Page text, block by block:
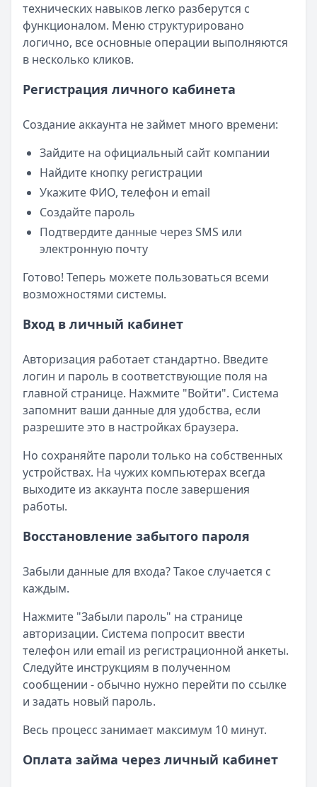
технических навыков легко разберутся с
функционалом. Меню структурировано
логично, все основные операции выполняются
в несколько кликов.
Регистрация личного кабинета
Создание аккаунта не займет много времени:
Зайдите на официальный сайт компании
Найдите кнопку регистрации
Укажите ФИО, телефон и email
Создайте пароль
Подтвердите данные через SMS или
электронную почту
Готово! Теперь можете пользоваться всеми
возможностями системы.
Вход в личный кабинет
Авторизация работает стандартно. Введите
логин и пароль в соответствующие поля на
главной странице. Нажмите "Войти". Система
запомнит ваши данные для удобства, если
разрешите это в настройках браузера.
Но сохраняйте пароли только на собственных
устройствах. На чужих компьютерах всегда
выходите из аккаунта после завершения
работы.
Восстановление забытого пароля
Забыли данные для входа? Такое случается с
каждым.
Нажмите "Забыли пароль" на странице
авторизации. Система попросит ввести
телефон или email из регистрационной анкеты.
Следуйте инструкциям в полученном
сообщении - обычно нужно перейти по ссылке
и задать новый пароль.
Весь процесс занимает максимум 10 минут.
Оплата займа через личный кабинет